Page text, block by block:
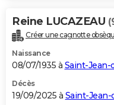
Reine LUCAZEAU
Créer une cagnotte
Naissance
08/07/1935 à Saint-Jean-
Décès
19/09/2025 à Saint-Jean-